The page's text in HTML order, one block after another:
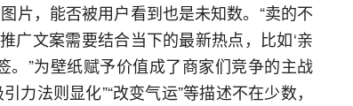
片，能否被用户看到也是未知数。“卖的不
广文案需要结合当下的最新热点，比如‘亲
。”为壁纸赋予价值成了商家们竞争的主战
力法则显化”“改变气运”等描述不在少数，